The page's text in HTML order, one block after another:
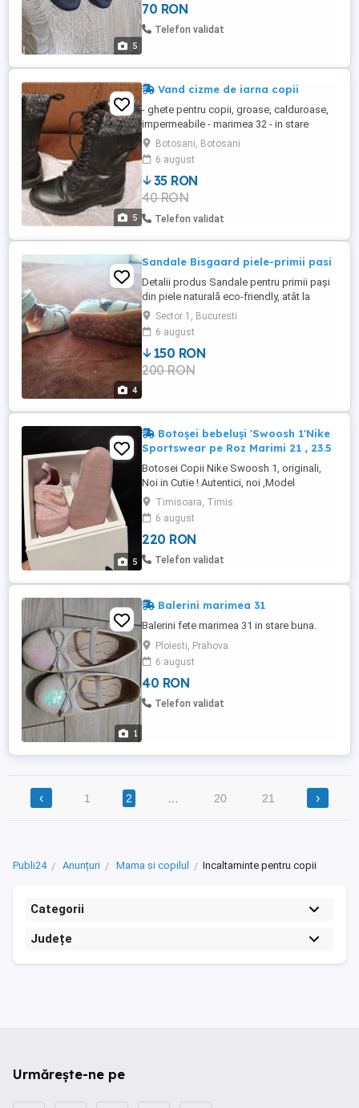
5
70 RON
Telefon validat
5
Vand cizme de iarna copii
- ghete pentru copii, groase, calduroase,
impermeabile - marimea 32 - in stare
foarte buna, cu mici urme de uzura - negre
- inalte - pret de noi 230 lei
Botosani, Botosani
6 august
35 RON
40 RON
Telefon validat
4
Sandale Bisgaard piele-primii pasi
Detalii produs Sandale pentru primii pași
din piele naturală eco-friendly, atât la
exterior cât și la interior. deschidere largă
pentru a se încălța ușor închidere cu scai
călcâi întărit vârful închis pentru a proteja
degetele talpă flexibilă din cauciuc natural
cu aderență bună normal fit piele naturală
Sector 1, Bucuresti
6 august
150 RON
200 RON
5
Botoșei bebeluși 'Swoosh 1'Nike
Sportswear pe Roz Marimi 21 , 23.5
Botosei Copii Nike Swoosh 1, originali,
Noi in Cutie ! Autentici, noi ,Model
Deosebit ! Marimi disponibile: 21 si 23.5
Nu fac Schimburi, pret fix ! Predare
personala in Timisoara. Vizitati si celelalte
anunturi, Colectii Rare, Editii Limitate,
Modele Deosebite !!! Totul
Timisoara, Timis
6 august
220 RON
Telefon validat
1
Balerini marimea 31
Balerini fete marimea 31 in stare buna.
Ploiesti, Prahova
6 august
40 RON
Telefon validat
‹ 1 2 20 21 ›
Publi24 Anunțuri Mama si copilul Incaltaminte pentru copii
Categorii
Județe
Urmărește-ne pe